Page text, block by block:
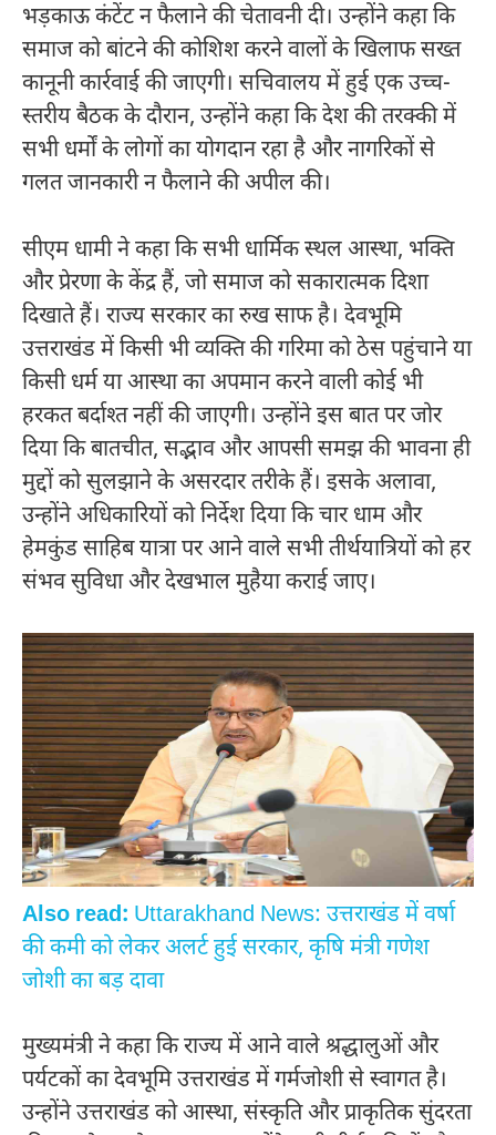
भड़काऊ कंटेंट न फैलाने की चेतावनी दी। उन्होंने कहा कि
समाज को बांटने की कोशिश करने वालों के खिलाफ सख्त
कानूनी कार्रवाई की जाएगी। सचिवालय में हुई एक उच्च-
स्तरीय बैठक के दौरान, उन्होंने कहा कि देश की तरक्की में
सभी धर्मों के लोगों का योगदान रहा है और नागरिकों से
गलत जानकारी न फैलाने की अपील की।
सीएम धामी ने कहा कि सभी धार्मिक स्थल आस्था, भक्ति
और प्रेरणा के केंद्र हैं, जो समाज को सकारात्मक दिशा
दिखाते हैं। राज्य सरकार का रुख साफ है। देवभूमि
उत्तराखंड में किसी भी व्यक्ति की गरिमा को ठेस पहुंचाने या
किसी धर्म या आस्था का अपमान करने वाली कोई भी
हरकत बर्दाश्त नहीं की जाएगी। उन्होंने इस बात पर जोर
दिया कि बातचीत, सद्भाव और आपसी समझ की भावना ही
मुद्दों को सुलझाने के असरदार तरीके हैं। इसके अलावा,
उन्होंने अधिकारियों को निर्देश दिया कि चार धाम और
हेमकुंड साहिब यात्रा पर आने वाले सभी तीर्थयात्रियों को हर
संभव सुविधा और देखभाल मुहैया कराई जाए।
Also read: Uttarakhand News: उत्तराखंड में वर्षा
की कमी को लेकर अलर्ट हुई सरकार, कृषि मंत्री गणेश
जोशी का बड़ दावा
मुख्यमंत्री ने कहा कि राज्य में आने वाले श्रद्धालुओं और
पर्यटकों का देवभूमि उत्तराखंड में गर्मजोशी से स्वागत है।
उन्होंने उत्तराखंड को आस्था, संस्कृति और प्राकृतिक सुंदरता